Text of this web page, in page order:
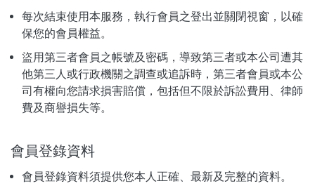
每次結束使用本服務，執行會員之登出並關閉視窗，以確
保您的會員權益。
盜用第三者會員之帳號及密碼，導致第三者或本公司遭其
他第三人或行政機關之調查或追訴時，第三者會員或本公
司有權向您請求損害賠償，包括但不限於訴訟費用、律師
費及商譽損失等。
會員登錄資料
會員登錄資料須提供您本人正確、最新及完整的資料。